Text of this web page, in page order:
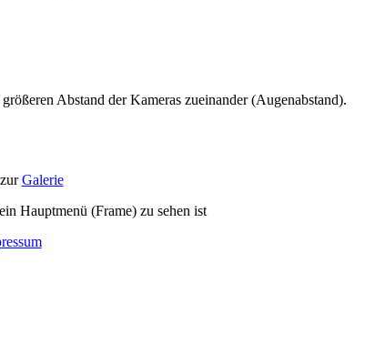
Abstand der Kameras zueinander (Augenabstand).
Galerie
Hauptmenü (Frame) zu sehen ist